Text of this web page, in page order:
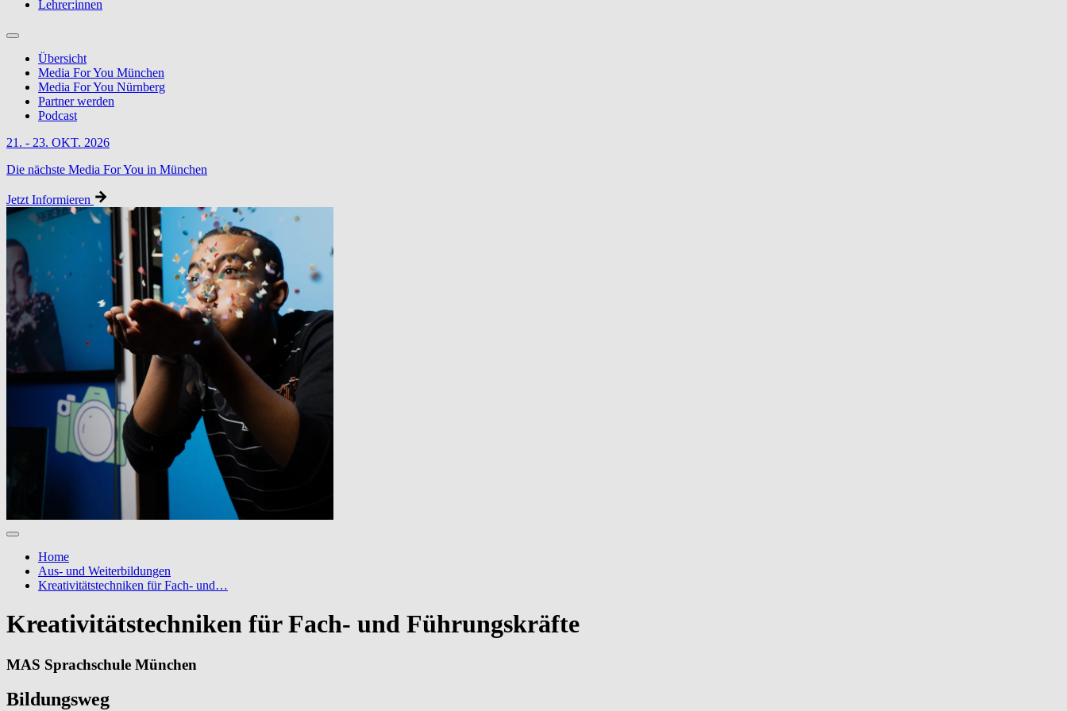
Lehrer:innen
Übersicht
Media For You München
Media For You Nürnberg
Partner werden
Podcast
21. - 23. OKT. 2026
Die nächste Media For You in München
Jetzt Informieren
Home
Aus- und Weiterbildungen
Kreativitätstechniken für Fach- und…
Kreativitätstechniken für Fach- und Führungskräfte
MAS Sprachschule München
Bildungsweg